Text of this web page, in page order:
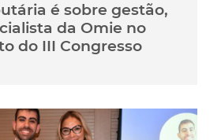
é sobre gestão,
da Omie no
do III Congresso